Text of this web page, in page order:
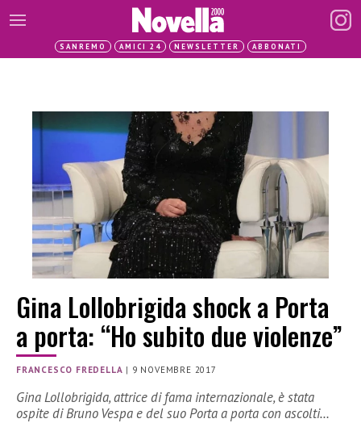
SANREMO AMICI 24 NEWSLETTER ABBONATI
Gina Lollobrigida shock a Porta
a porta: “Ho subito due violenze”
FRANCESCO FREDELLA | 9 NOVEMBRE 2017
Gina Lollobrigida, attrice di fama internazionale, è stata
ospite di Bruno Vespa e del suo Porta a porta con ascolti…